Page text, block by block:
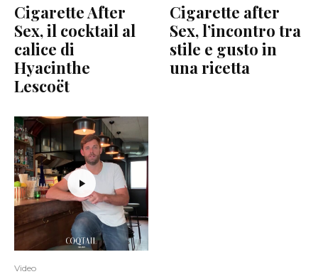
Cigarette After
Sex, il cocktail al
calice di
Hyacinthe
Lescoët
Video
Cigarette after
Sex, l’incontro tra
stile e gusto in
una ricetta